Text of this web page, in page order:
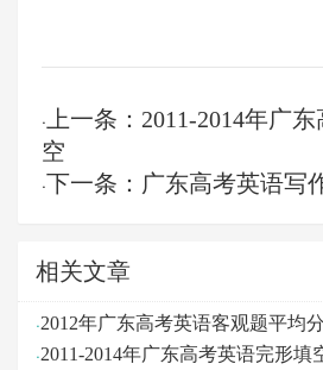
· 上一条：2011-2014年广
空
·下一条：广东高考英语写
相关文章
·2012年广东高考英语客观题平均分
·2011-2014年广东高考英语完形填